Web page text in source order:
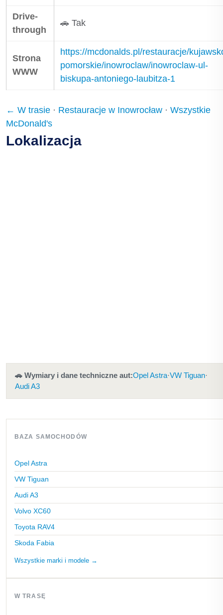
Drive-
through
🚗 Tak
Strona
WWW
https://mcdonalds.pl/restauracje/
pomorskie/inowroclaw/inowroclaw-ul-
biskupa-antoniego-laubitza-1
← W trasie · Restauracje w Inowrocław · Wszystkie
McDonald's
Lokalizacja
🚗 Wymiary i dane techniczne aut:Opel Astra·VW Tiguan·
Audi A3
BAZA SAMOCHODÓW
Opel Astra
VW Tiguan
Audi A3
Volvo XC60
Toyota RAV4
Skoda Fabia
Wszystkie marki i modele →
W TRASĘ